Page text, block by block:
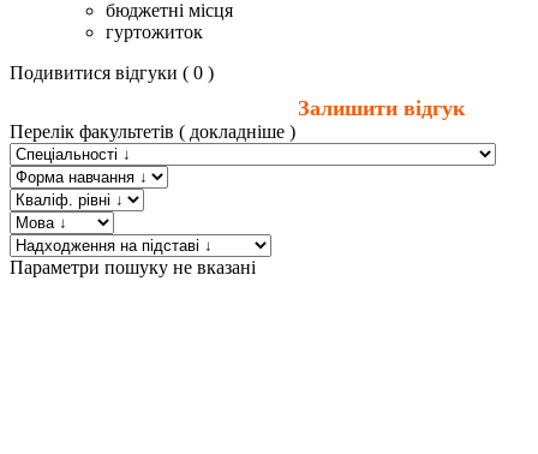
бюджетні місця
гуртожиток
Подивитися відгуки ( 0 )
Залишити відгук
Перелiк факультетiв ( докладніше )
Параметри пошуку не вказані